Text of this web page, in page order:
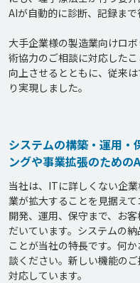
AIが自動的に診断、記録まで
大手企業様の製造業向けロ
術協力のご相談に対応した
向上させるとともに、従来
り実現しました。
システムの構築・運用・
ングや事業拡張のため
当社は、ITに詳しくない企
業が拡大することを見据え
開発、運用、保守まで、お
だいています。システムの
ことが当社の特長です。何
談ください。新しい機能の
対応しています。